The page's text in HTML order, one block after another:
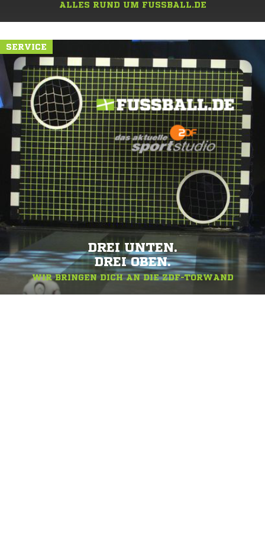
ALLES RUND UM FUSSBALL.DE
SERVICE
DREI UNTEN.
DREI OBEN.
WIR BRINGEN DICH AN DIE ZDF-TORWAND